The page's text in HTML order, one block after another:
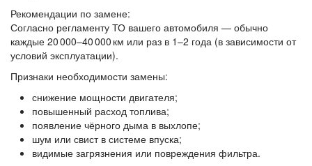
Рекомендации по замене:
Согласно регламенту ТО вашего автомобиля — обычно
каждые 20 000–40 000 км или раз в 1–2 года (в зависимости от
условий эксплуатации).
Признаки необходимости замены:
снижение мощности двигателя;
повышенный расход топлива;
появление чёрного дыма в выхлопе;
шум или свист в системе впуска;
видимые загрязнения или повреждения фильтра.